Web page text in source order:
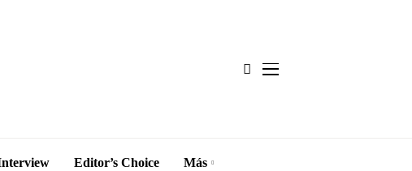
Editor’s Choice Más